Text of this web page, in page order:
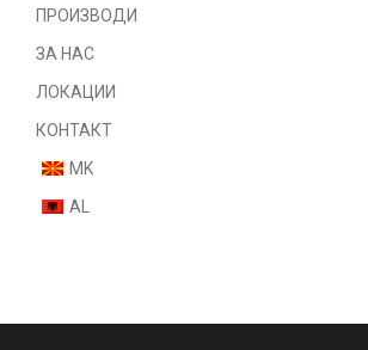
Машки
Sets
Некатегоризирано
ПРОИЗВОДИ
ЗА НАС
ЛОКАЦИИ
КОНТАКТ
MK
AL